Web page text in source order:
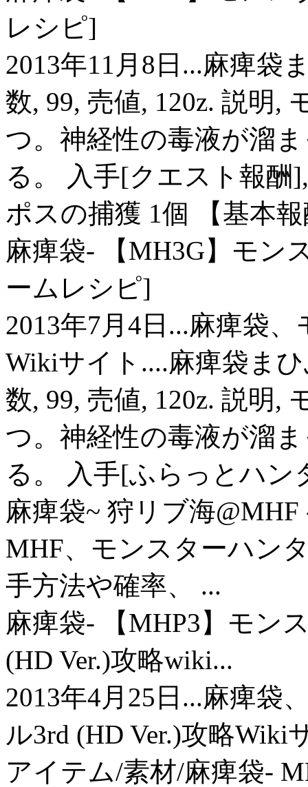
レシピ]
2013年11月8日...麻痺袋
数, 99, 売値, 120z. 説明,
つ。神経性の毒液が溜
る。 入手[クエスト報
ポスの捕獲 1個 【基本
麻痺袋- 【MH3G】モン
ームレシピ]
2013年7月4日...麻痺袋
Wikiサイト....麻痺袋ま
数, 99, 売値, 120z. 説明,
つ。神経性の毒液が溜
る。 入手[ふらっとハ
麻痺袋~ 狩リブ海@MHF
MHF、モンスターハン
手方法や確率、 ...
麻痺袋- 【MHP3】モン
(HD Ver.)攻略wiki...
2013年4月25日...麻痺袋
ル3rd (HD Ver.)攻略Wiki
アイテム/素材/麻痺袋-